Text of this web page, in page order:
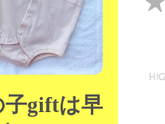
子giftは早